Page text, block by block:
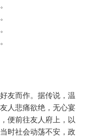
友而作。据传说，温
人悲痛欲绝，无心宴
便前往友人府上，以
时社会动荡不安，政